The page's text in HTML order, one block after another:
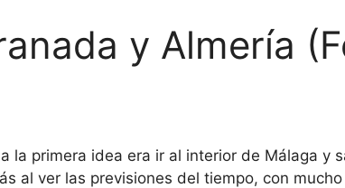
y Almería
la primera idea era ir al interior de Málaga
al ver las previsiones del tiempo, con